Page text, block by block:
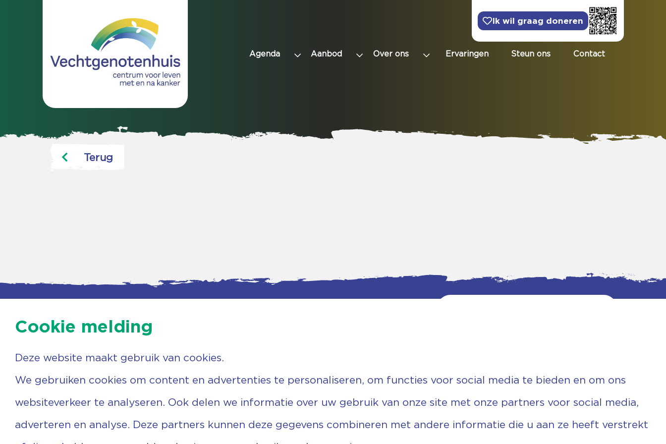
Ik wil graag doneren
Agenda Aanbod Over ons Ervaringen Steun ons Contact
Terug
Agenda
Nieuwsbrief
Vrijwilligers
Steun ons
Contactgegevens
7731 PA Ommen
0529 455 767
info@vechtgenoten.nl
Fiscaal: 819280288
Rek.nr: NL85RABO0127579230
Cookie melding
Deze website maakt gebruik van cookies.
We gebruiken cookies om content en advertenties te personaliseren, om functies voor social media te bieden en om ons
websiteverkeer te analyseren. Ook delen we informatie over uw gebruik van onze site met onze partners voor social media,
adverteren en analyse. Deze partners kunnen deze gegevens combineren met andere informatie die u aan ze heeft verstrekt